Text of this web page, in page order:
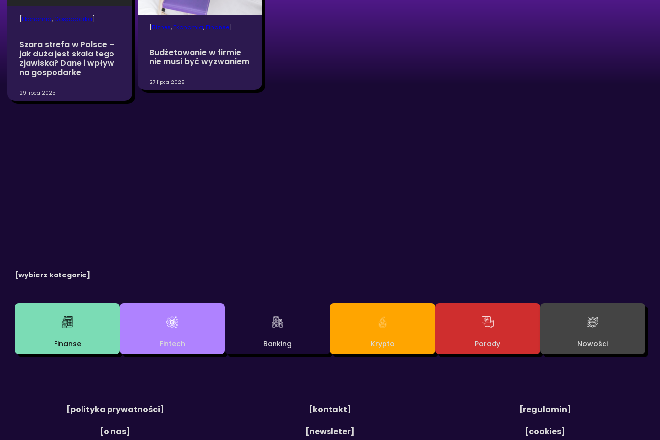
Ekonomia, Gospodarka
Szara strefa w Polsce –
jak duża jest skala tego
zjawiska? Dane i wpływ
na gospodarke
29 lipca 2025
Biznes, Ekonomia, Finanse]
Budżetowanie w firmie
nie musi być wyzwaniem
27 lipca 2025
[wybierz kategorie]
Finanse Fintech Banking Krypto Porady Nowości
[polityka prywatności]
[o nas]
[kontakt]
[newsleter]
[regulamin]
[cookies]